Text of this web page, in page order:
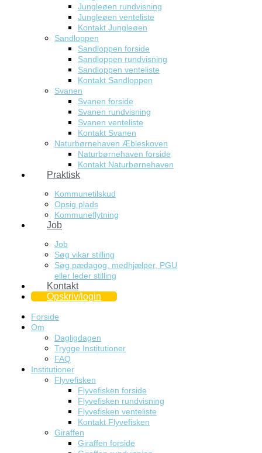
Jungleøen rundvisning
Jungleøen venteliste
Kontakt Jungleøen
Sandloppen
Sandloppen forside
Sandloppen rundvisning
Sandloppen venteliste
Kontakt Sandloppen
Svanen
Svanen forside
Svanen rundvisning
Svanen venteliste
Kontakt Svanen
Naturbørnehaven Æbleskoven
Naturbørnehaven forside
Kontakt Naturbørnehaven
Praktisk
Kommunetilskud
Opsig plads
Kommuneflytning
Job
Job
Søg vikar stilling
Søg pædagog, medhjælper, PGU
eller leder stilling
Kontakt
Opskriv/login
Forside
Om
Dagligdagen
Trygge Institutioner
FAQ
Institutioner
Flyvefisken
Flyvefisken forside
Flyvefisken rundvisning
Flyvefisken venteliste
Kontakt Flyvefisken
Giraffen
Giraffen forside